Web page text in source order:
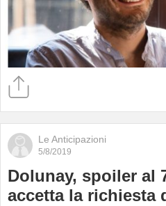
Le Anticipazioni
5/8/2019
Dolunay, spoiler al
accetta la richiesta